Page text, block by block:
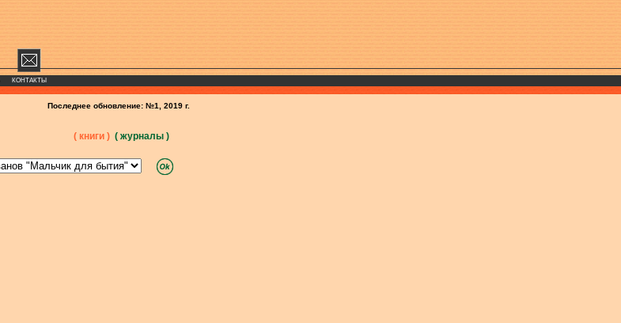
КОНТАКТЫ
Последнее обновление: №1, 2019 г.
( книги ) ( журналы )